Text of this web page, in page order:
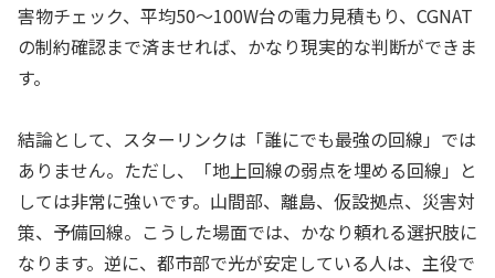
害物チェック、平均50〜100W台の電力見積もり、CGNAT
の制約確認まで済ませれば、かなり現実的な判断ができま
す。
結論として、スターリンクは「誰にでも最強の回線」では
ありません。ただし、「地上回線の弱点を埋める回線」と
しては非常に強いです。山間部、離島、仮設拠点、災害対
策、予備回線。こうした場面では、かなり頼れる選択肢に
なります。逆に、都市部で光が安定している人は、主役で